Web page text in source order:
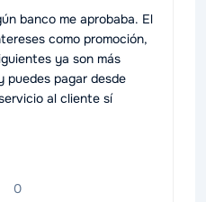
banco me aprobaba. El
como promoción,
ya son más
puedes pagar desde
al cliente sí
0